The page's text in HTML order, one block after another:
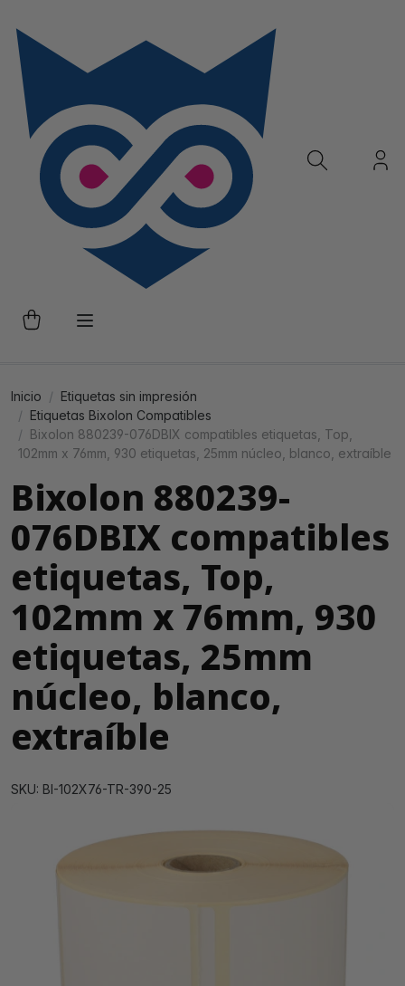
Inicio
Etiquetas sin impresión
Etiquetas Bixolon Compatibles
Bixolon 880239-076DBIX compatibles etiquetas, Top,
102mm x 76mm, 930 etiquetas, 25mm núcleo, blanco, extraíble
Bixolon 880239-
076DBIX compatibles
etiquetas, Top,
102mm x 76mm, 930
etiquetas, 25mm
núcleo, blanco,
extraíble
SKU: BI-102X76-TR-390-25